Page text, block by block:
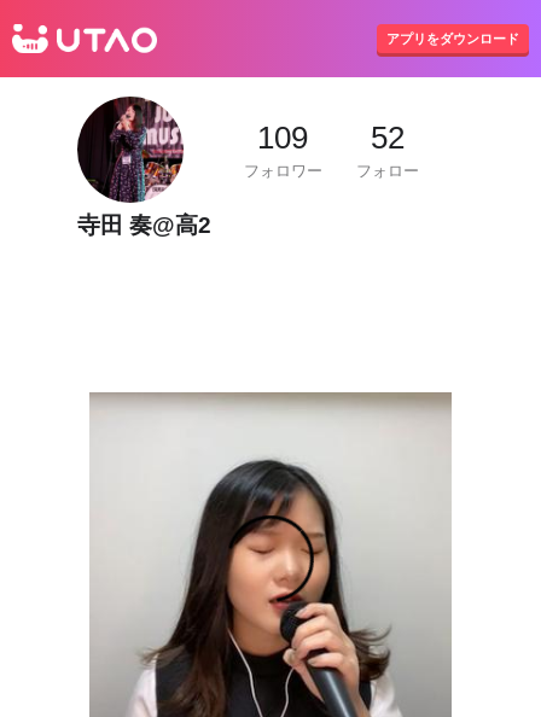
アプリをダウンロード
109
フォロワー
52
フォロー
寺田 奏@高2